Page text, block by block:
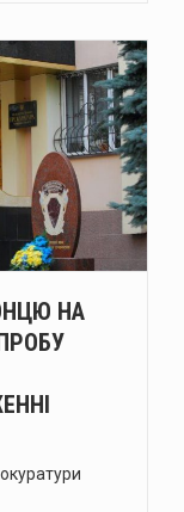
НА